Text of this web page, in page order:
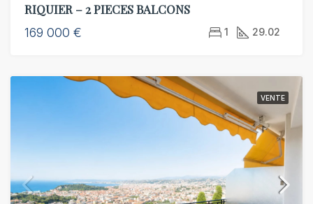
RIQUIER – 2 PIECES BALCONS
169 000 € 1 29.02
VENTE